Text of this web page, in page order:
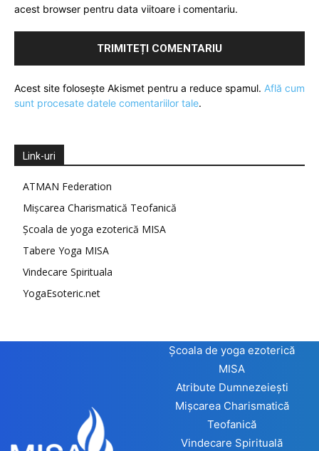
acest browser pentru data viitoare i comentariu.
Acest site folosește Akismet pentru a reduce spamul. Află cum
sunt procesate datele comentariilor tale.
Link-uri
ATMAN Federation
Mișcarea Charismatică Teofanică
Școala de yoga ezoterică MISA
Tabere Yoga MISA
Vindecare Spirituala
YogaEsoteric.net
Școala de yoga ezoterică
MISA
Atribute Dumnezeiești
Mișcarea Charismatică
Teofanică
Vindecare Spirituală